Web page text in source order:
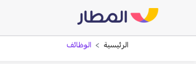
الرئيسية الوظائف